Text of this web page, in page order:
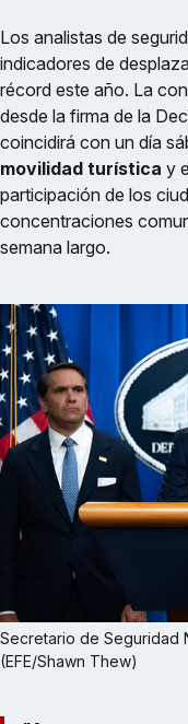
Los analistas de
indicadores de
récord este año. La
desde la firma de la
coincidirá con un día
movilidad turística y
participación de los
concentraciones
semana largo.
Secretario de Seguridad
(EFE/Shawn Thew)